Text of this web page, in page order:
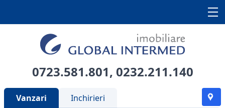
0723.581.801, 0232.211.140
Vanzari Inchirieri